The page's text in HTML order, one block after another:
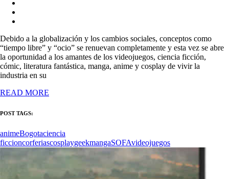
Debido a la globalización y los cambios sociales, conceptos como
“tiempo libre” y “ocio” se renuevan completamente y esta vez se abre
la oportunidad a los amantes de los videojuegos, ciencia ficción,
cómic, literatura fantástica, manga, anime y cosplay de vivir la
industria en su
READ MORE
POST TAGS:
animeBogotaciencia
ficcioncorferiascosplaygeekmangaSOFAvideojuegos